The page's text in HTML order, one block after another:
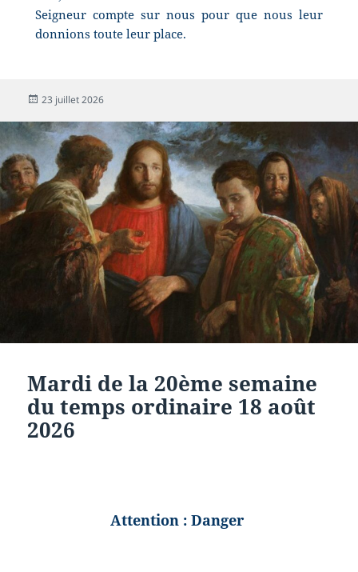
Seigneur compte sur nous pour que nous leur
donnions toute leur place.
23 juillet 2026
Mardi de la 20ème semaine
du temps ordinaire 18 août
2026
Attention : Danger